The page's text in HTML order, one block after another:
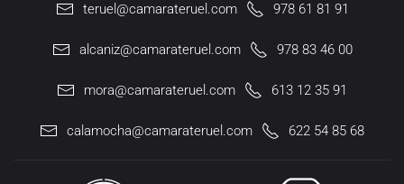
teruel@camarateruel.com 978 61 81 91
alcaniz@camarateruel.com 978 83 46 00
mora@camarateruel.com 613 12 35 91
calamocha@camarateruel.com 622 54 85 68